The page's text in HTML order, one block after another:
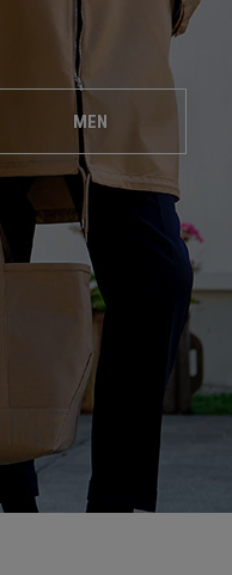
MEN